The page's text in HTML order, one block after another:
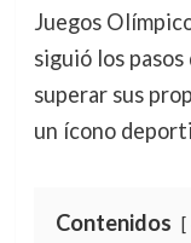
Juegos
siguió los
superar sus
un ícono
Contenidos